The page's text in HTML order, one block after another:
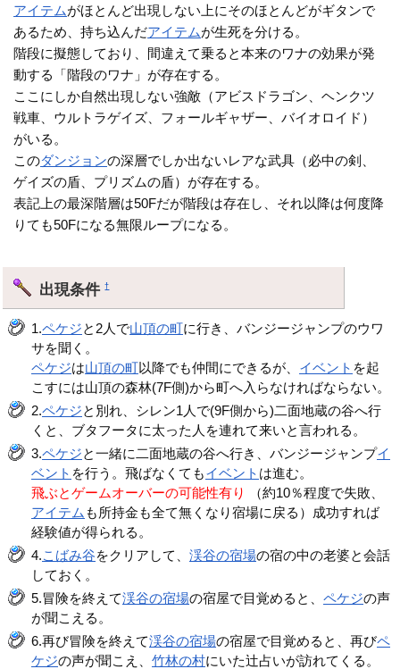
アイテムがほとんど出現しない上にそのほとんどがギタンで
あるため、持ち込んだアイテムが生死を分ける。
階段に擬態しており、間違えて乗ると本来のワナの効果が発
動する「階段のワナ」が存在する。
ここにしか自然出現しない強敵（アビスドラゴン、ヘンクツ
戦車、ウルトラゲイズ、フォールギャザー、バイオロイド）
がいる。
このダンジョンの深層でしか出ないレアな武具（必中の剣、
ゲイズの盾、プリズムの盾）が存在する。
表記上の最深階層は50Fだが階段は存在し、それ以降は何度降
りても50Fになる無限ループになる。
出現条件†
1.ペケジと2人で山頂の町に行き、バンジージャンプのウワ
サを聞く。
ペケジは山頂の町以降でも仲間にできるが、 イベント を起
こすには山頂の森林(7F側)から町へ入らなければならない。
2.ペケジと別れ、シレン1人で(9F側から)二面地蔵の谷へ行
くと、ブタフータに太った人を連れて来いと言われる。
3.ペケジと一緒に二面地蔵の谷へ行き、バンジージャンプイ
ベント を行う。飛ばなくてもイベント は進む。
飛ぶとゲームオーバーの可能性有り
（約10％程度で失敗、
アイテム も所持金も全て無くなり宿場に戻る）成功すれば
経験値が得られる。
4.こばみ谷をクリアして、渓谷の宿場の宿の中の老婆と会話
しておく。
5.冒険を終えて渓谷の宿場の宿屋で目覚めると、ペケジの声
が聞こえる。
6.再び冒険を終えて渓谷の宿場の宿屋で目覚めると、再びペ
ケジの声が聞こえ、竹林の村にいた辻占いが訪れてくる。